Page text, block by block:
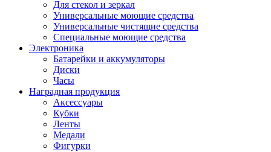
Для стекол и зеркал
Универсальные моющие средства
Универсальные чистящие средства
Специальные моющие средства
Электроника
Батарейки и аккумуляторы
Диски
Часы
Наградная продукция
Аксессуары
Кубки
Ленты
Медали
Фигурки